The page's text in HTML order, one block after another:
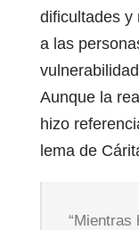
dificultades y
a las
Aunque la
hizo
lema de
“Mientras